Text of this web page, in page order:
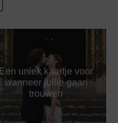
Een uniek kaartje voor
wanneer jullie gaan
trouwen